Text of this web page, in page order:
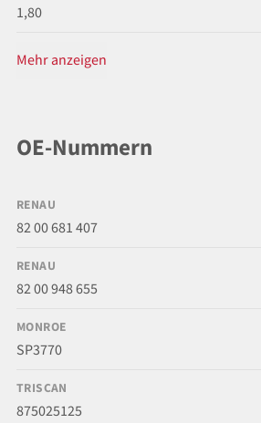
1,80
Mehr anzeigen
OE-Nummern
RENAU
82 00 681 407
RENAU
82 00 948 655
MONROE
SP3770
TRISCAN
875025125